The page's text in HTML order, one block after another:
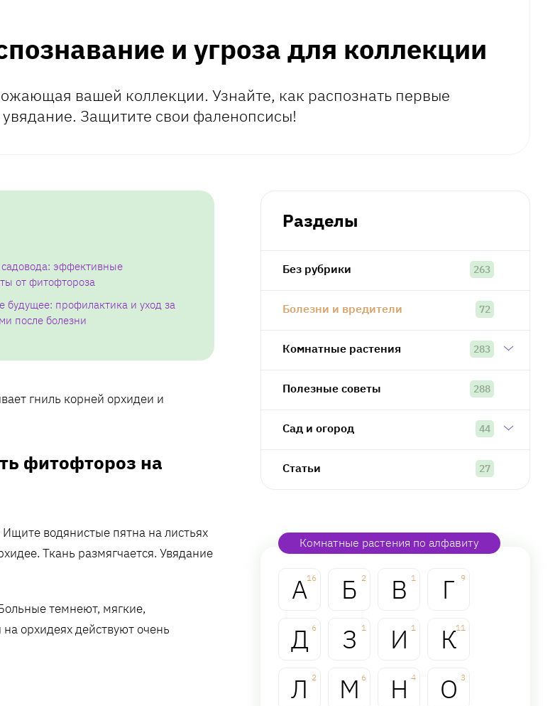
и угроза для коллекции
вашей коллекции. Узнайте, как распознать первые
Защитите свои фаленопсисы!
эффективные
от фитофтороза
будущее: профилактика и уход за
после болезни
гниль корней орхидеи и
фитофтороз на
водянистые пятна на листьях
Ткань размягчается. Увядание
темнеют‚ мягкие‚
орхидеях действуют очень
Разделы
Без рубрики 263
Болезни и вредители 72
Комнатные растения 283
Полезные советы 288
Сад и огород 44
Статьи 27
Комнатные растения по алфавиту
А16 Б 2 В 1 Г 9
Д 6 З 1 И 1 К11
Л 2 М 6 Н 4 О 3